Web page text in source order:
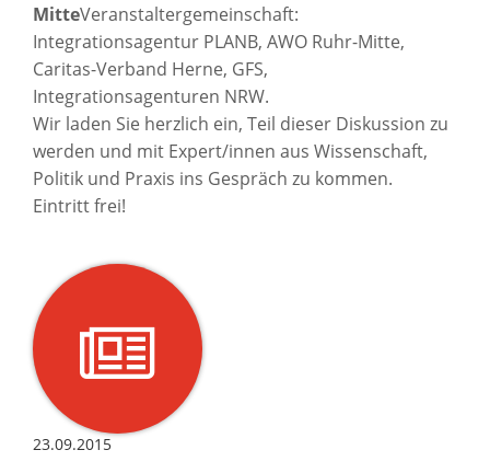
MitteVeranstaltergemeinschaft:
Integrationsagentur PLANB, AWO Ruhr-Mitte,
Caritas-Verband Herne, GFS,
Integrationsagenturen NRW.
Wir laden Sie herzlich ein, Teil dieser Diskussion zu
werden und mit Expert/innen aus Wissenschaft,
Politik und Praxis ins Gespräch zu kommen.
Eintritt frei!
23.09.2015